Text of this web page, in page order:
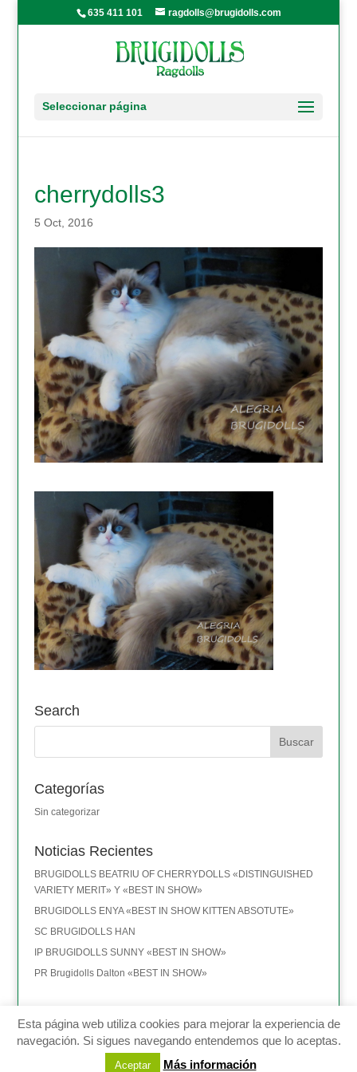
635 411 101 ragdolls@brugidolls.com
Seleccionar página
cherrydolls3
5 Oct, 2016
Search
Categorías
Sin categorizar
Noticias Recientes
BRUGIDOLLS BEATRIU OF CHERRYDOLLS «DISTINGUISHED
VARIETY MERIT» Y «BEST IN SHOW»
BRUGIDOLLS ENYA «BEST IN SHOW KITTEN ABSOTUTE»
SC BRUGIDOLLS HAN
IP BRUGIDOLLS SUNNY «BEST IN SHOW»
PR Brugidolls Dalton «BEST IN SHOW»
Montserrat Brugal - Terrassa (BARCELONA) - TEL: 635 411 101 -
ragdolls@brugidolls.com
Aviso legal-Política de privacidad
Esta página web utiliza cookies para mejorar la experiencia de
navegación. Si sigues navegando entendemos que lo aceptas.
Aceptar Más información